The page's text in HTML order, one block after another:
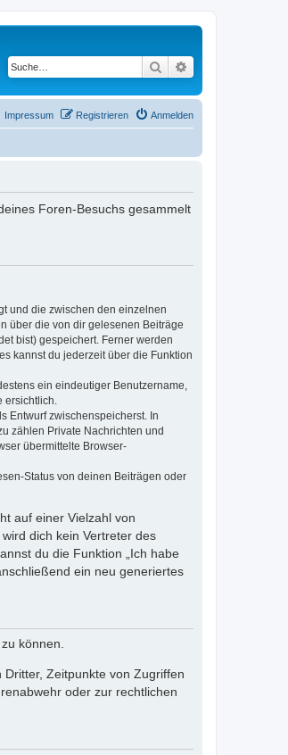
Suche
Anmelden
Registrieren
Impressum
Foren-Besuchs gesammelt
und die zwischen den einzelnen
über die von dir gelesenen Beiträge
bist) gespeichert. Ferner werden
kannst du jederzeit über die Funktion
ein eindeutiger Benutzername,
Entwurf zwischenspeicherst. In
zählen Private Nachrichten und
übermittelte Browser-
Status von deinen Beiträgen oder
auf einer Vielzahl von
dich kein Vertreter des
du die Funktion „Ich habe
ein neu generiertes
können.
Zeitpunkte von Zugriffen
oder zur rechtlichen